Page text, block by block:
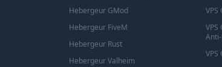
Hebergeur GMod
Hebergeur FiveM
Hebergeur Rust
Hebergeur Valheim
VPS